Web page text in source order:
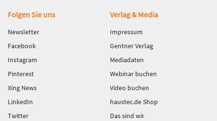
Fußbereich
Folgen Sie uns
Newsletter
Facebook
Instagram
Pinterest
Xing News
LinkedIn
Twitter
Verlag & Media
Impressum
Gentner Verlag
Mediadaten
Webinar buchen
Video buchen
haustec.de Shop
Das sind wir